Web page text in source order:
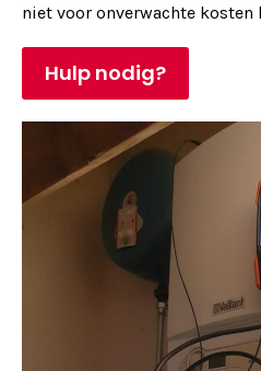
niet voor onverwachte kosten
Hulp nodig?